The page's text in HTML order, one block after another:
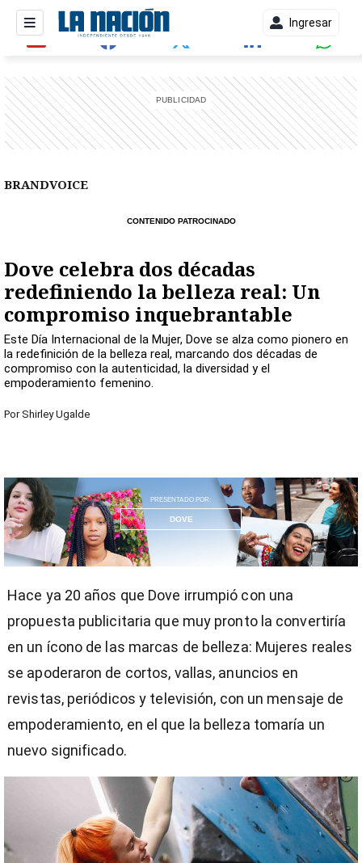
Ingresar
BRANDVOICE
CONTENIDO PATROCINADO
Dove celebra dos décadas
redefiniendo la belleza real: Un
compromiso inquebrantable
Este Día Internacional de la Mujer, Dove se alza como pionero en
la redefinición de la belleza real, marcando dos décadas de
compromiso con la autenticidad, la diversidad y el
empoderamiento femenino.
Por Shirley Ugalde
PRESENTADO POR:
DOVE
Hace ya 20 años que Dove irrumpió con una
propuesta publicitaria que muy pronto la convertiría
en un ícono de las marcas de belleza: Mujeres reales
se apoderaron de cortos, vallas, anuncios en
revistas, periódicos y televisión, con un mensaje de
empoderamiento, en el que la belleza tomaría un
nuevo significado.